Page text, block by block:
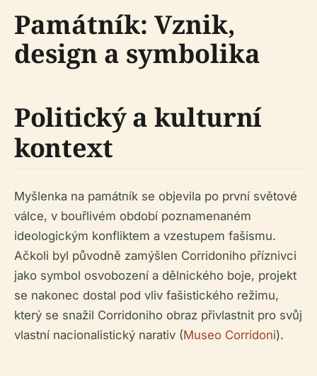
Památník: Vznik,
design a symbolika
Politický a kulturní
kontext
Myšlenka na památník se objevila po první světové
válce, v bouřlivém období poznamenaném
ideologickým konfliktem a vzestupem fašismu.
Ačkoli byl původně zamýšlen Corridoniho příznivci
jako symbol osvobození a dělnického boje, projekt
se nakonec dostal pod vliv fašistického režimu,
který se snažil Corridoniho obraz přivlastnit pro svůj
vlastní nacionalistický narativ (Museo Corridoni).